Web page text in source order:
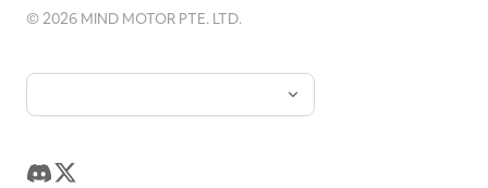
©2026 MIND MOTOR PTE. LTD.